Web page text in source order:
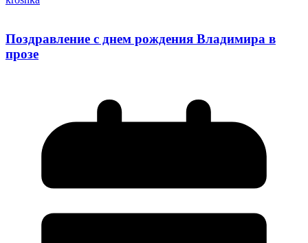
Поздравление с днем рождения Владимира в
прозе